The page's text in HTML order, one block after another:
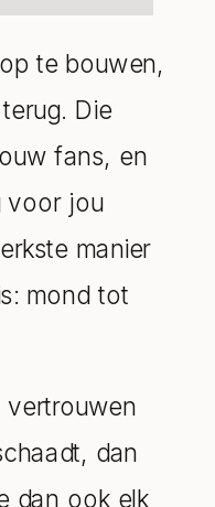
te bouwen,
Die
fans, en
voor jou
manier
mond tot
vertrouwen
dan
dan ook elk